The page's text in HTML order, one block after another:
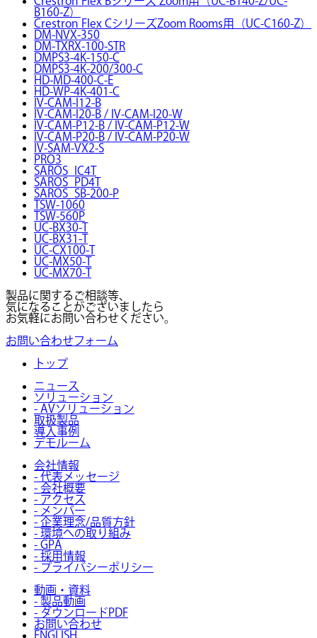
B160-Z）
Crestron Flex CシリーズZoom Rooms用（UC-C160-Z）
DM-NVX-350
DM-TXRX-100-STR
DMPS3-4K-150-C
DMPS3-4K-200/300-C
HD-MD-400-C-E
HD-WP-4K-401-C
IV-CAM-I12-B
IV-CAM-I20-B / IV-CAM-I20-W
IV-CAM-P12-B / IV-CAM-P12-W
IV-CAM-P20-B / IV-CAM-P20-W
IV-SAM-VX2-S
PRO3
SAROS_IC4T
SAROS_PD4T
SAROS_SB-200-P
TSW-1060
TSW-560P
UC-BX30-T
UC-BX31-T
UC-CX100-T
UC-MX50-T
UC-MX70-T
製品に関するご相談等、
気になることがございましたら
お気軽にお問い合わせください。
お問い合わせフォーム
トップ
ニュース
ソリューション
- AVソリューション
取扱製品
導入事例
デモルーム
会社情報
- 代表メッセージ
- 会社概要
- アクセス
- メンバー
- 企業理念/品質方針
- 環境への取り組み
- GPA
- 採用情報
- プライバシーポリシー
動画・資料
- 製品動画
- ダウンロードPDF
お問い合わせ
ENGLISH